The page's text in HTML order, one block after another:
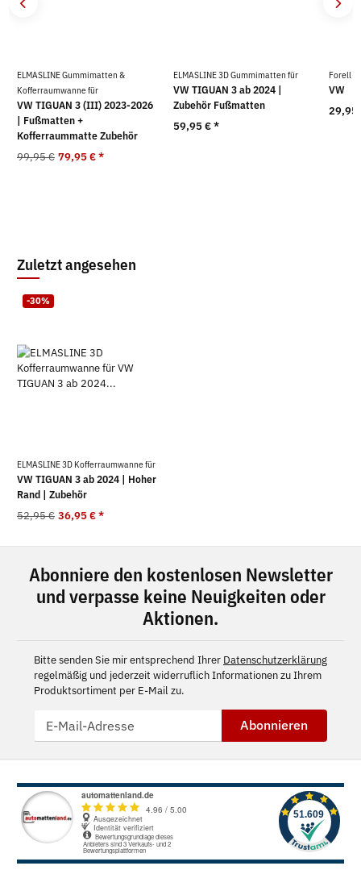
ELMASLINE Gummimatten &
Kofferraumwanne für
VW TIGUAN 3 (III) 2023-2026
| Fußmatten +
Kofferraummatte Zubehör
99,95 € 79,95 €*
ELMASLINE 3D Gummimatten für
VW TIGUAN 3 ab 2024 |
Zubehör Fußmatten
59,95 €*
Forell
VW
29,95
Zuletzt angesehen
-30%
ELMASLINE 3D Kofferraumwanne für
VW TIGUAN 3 ab 2024 | Hoher
Rand | Zubehör
52,95 € 36,95 €*
Abonniere den kostenlosen Newsletter
und verpasse keine Neuigkeiten oder
Aktionen.
Bitte senden Sie mir entsprechend Ihrer Datenschutzerklärung
regelmäßig und jederzeit widerruflich Informationen zu Ihrem
Produktsortiment per E-Mail zu.
Abonnieren